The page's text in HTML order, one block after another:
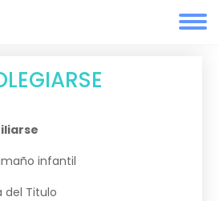
infantil
Titulo